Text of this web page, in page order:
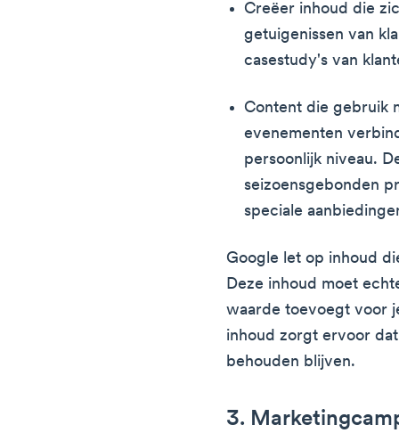
Creëer inhoud die
getuigenissen van
casestudy's van
Content die gebruik
evenementen
persoonlijk niveau.
seizoensgebonden
speciale
Google let op inhoud
Deze inhoud moet
waarde toevoegt voor
inhoud zorgt ervoor
behouden blijven.
3.